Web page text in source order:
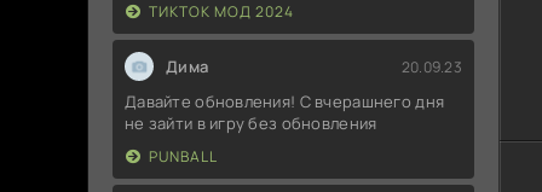
ТИКТОК МОД 2024
Дима 20.09.23
Давайте обновления! С вчерашнего дня
не зайти в игру без обновления
PUNBALL